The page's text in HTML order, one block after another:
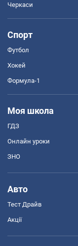
Черкаси
Спорт
Футбол
Хокей
Формула-1
Моя школа
ГДЗ
Онлайн уроки
ЗНО
Авто
Тест Драйв
Акції